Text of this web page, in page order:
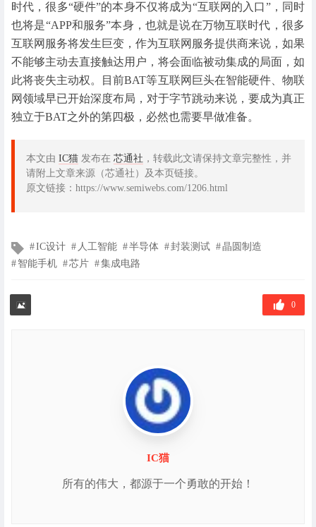
时代，很多“硬件”的本身不仅将成为“互联网的入口”，同时
也将是“APP和服务”本身，也就是说在万物互联时代，很多
互联网服务将发生巨变，作为互联网服务提供商来说，如果
不能够主动去直接触达用户，将会面临被动集成的局面，如
此将丧失主动权。目前BAT等互联网巨头在智能硬件、物联
网领域早已开始深度布局，对于字节跳动来说，要成为真正
独立于BAT之外的第四极，必然也需要早做准备。
本文由 IC猫 发布在 芯通社 ，转载此文请保持文章完整性，并
请附上文章来源（芯通社）及本页链接。
原文链接：https://www.semiwebs.com/1206.html
文
章
标
IC设计 人工智能 半导体 封装测试
晶圆制造
智能手机
芯片 集成电路
0
IC猫
所有的伟大，都源于一个勇敢的开始！